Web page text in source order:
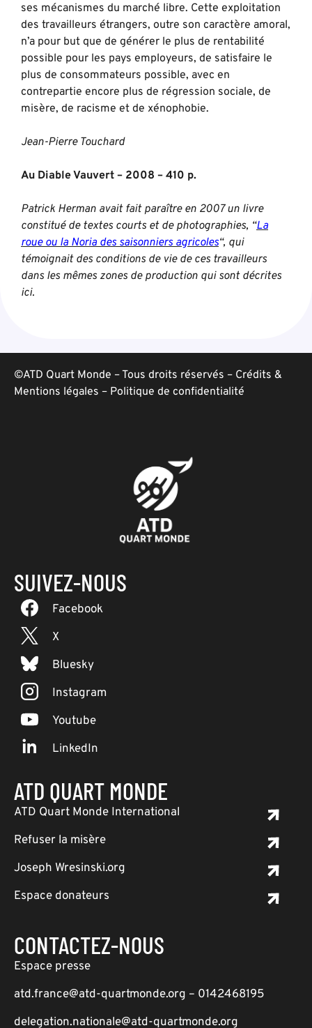
ses mécanismes du marché libre. Cette exploitation
des travailleurs étrangers, outre son caractère amoral,
n’a pour but que de générer le plus de rentabilité
possible pour les pays employeurs, de satisfaire le
plus de consommateurs possible, avec en
contrepartie encore plus de régression sociale, de
misère, de racisme et de xénophobie.
Jean-Pierre Touchard
Au Diable Vauvert – 2008 – 410 p.
Patrick Herman avait fait paraître en 2007 un livre
constitué de textes courts et de photographies, “La
roue ou la Noria des saisonniers agricoles“, qui
témoignait des conditions de vie de ces travailleurs
dans les mêmes zones de production qui sont décrites
ici.
©ATD Quart Monde – Tous droits réservés – Crédits &
Mentions légales – Politique de confidentialité
SUIVEZ-NOUS
Facebook
X
Bluesky
Instagram
Youtube
LinkedIn
ATD QUART MONDE
ATD Quart Monde International
Refuser la misère
Joseph Wresinski.org
Espace donateurs
CONTACTEZ-NOUS
Espace presse
atd.france@atd-quartmonde.org – 0142468195
delegation.nationale@atd-quartmonde.org